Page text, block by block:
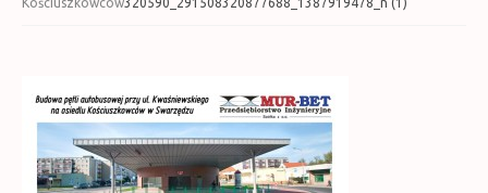
Kościuszkowców320590_291508320877688_1387919478_n (1)